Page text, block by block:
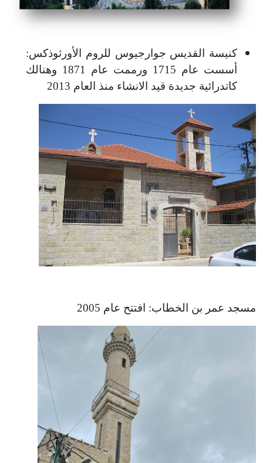
كنيسة القديس جوارجيوس للروم الأورثوذكس:
أسست عام 1715 ورممت عام 1871 وهنالك
كاتدرائية جديدة قيد الانشاء منذ العام 2013
مسجد عمر بن الخطاب: افتتح عام 2005